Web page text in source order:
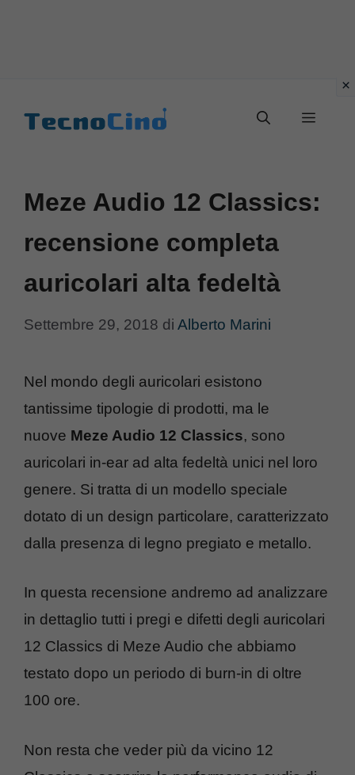
Menu
Meze Audio 12 Classics:
recensione completa
auricolari alta fedeltà
Settembre 29, 2018 di Alberto Marini
Nel mondo degli auricolari esistono
tantissime tipologie di prodotti, ma le
nuove Meze Audio 12 Classics, sono
auricolari in-ear ad alta fedeltà unici nel loro
genere. Si tratta di un modello speciale
dotato di un design particolare, caratterizzato
dalla presenza di legno pregiato e metallo.
In questa recensione andremo ad analizzare
in dettaglio tutti i pregi e difetti degli auricolari
12 Classics di Meze Audio che abbiamo
testato dopo un periodo di burn-in di oltre
100 ore.
Non resta che veder più da vicino 12